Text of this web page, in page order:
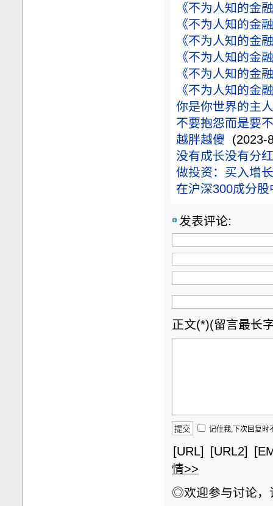
《不为人知的金
《不为人知的金
《不为人知的金
《不为人知的金
《不为人知的金
《不为人知的金
你是你世界的主人
不要抱怨而是要
越胖越傻 (2023-
没有成长没有分
做投资：买入增
在沪深300成分
发表评论:
正文(*)(留言最长
记住我,下次回复时
[URL] [URL2]
情>>
◎欢迎参与讨论，